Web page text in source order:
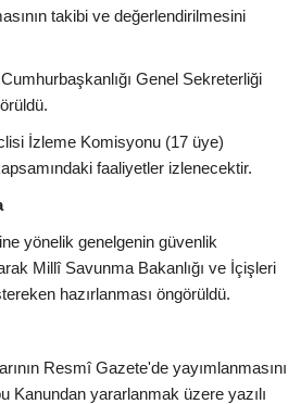
takibi ve değerlendirilmesini
Genel Sekreterliği
İzleme Komisyonu (17 üye)
faaliyetler izlenecektir.
yönelik genelgenin güvenlik
Millî Savunma Bakanlığı ve İçişleri
hazırlanması öngörüldü.
Resmî Gazete'de yayımlanmasını
Kanundan yararlanmak üzere yazılı